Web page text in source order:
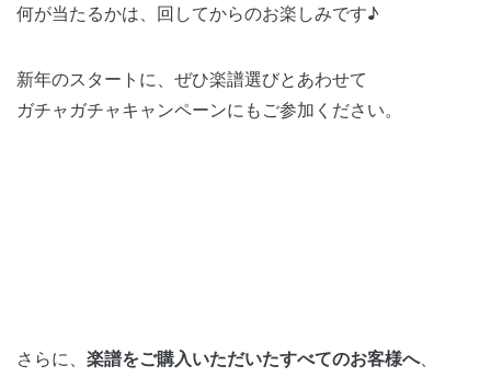
何が当たるかは、回してからのお楽しみです♪
新年のスタートに、ぜひ楽譜選びとあわせて
ガチャガチャキャンペーンにもご参加ください。
さらに、 楽譜をご購入いただいたすべてのお客様へ、